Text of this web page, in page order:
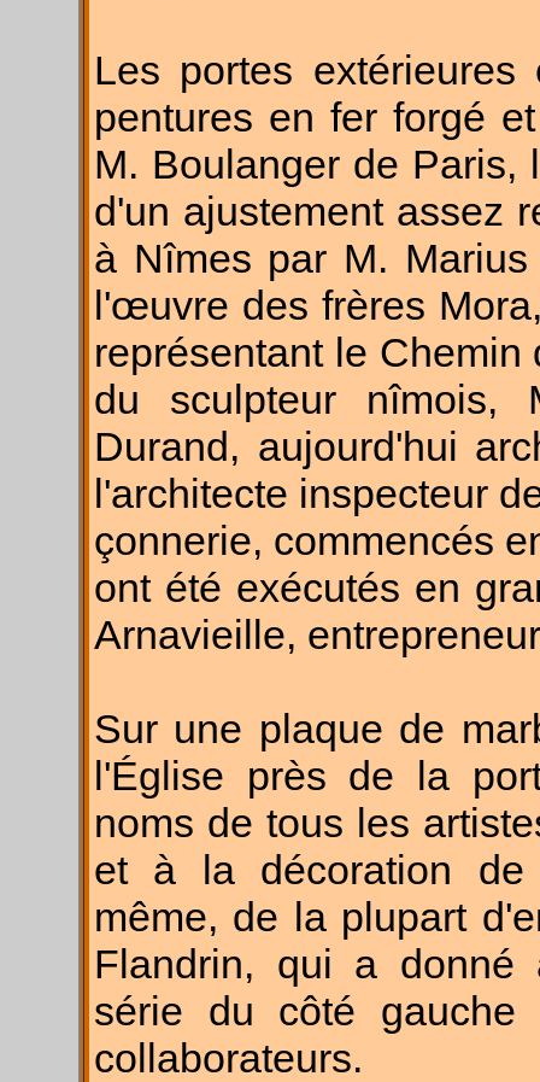
Les portes
pentures en fer forgé
M. Boulanger de Paris,
d'un ajustement assez
à Nîmes par M.
l'œuvre des frères
représentant le
du sculpteur nîmois,
Durand, aujourd'hui
l'architecte inspecteur
çonnerie, commencés
ont été exécutés en
Arnavieille,
Sur une plaque de
l'Église près de la
noms de tous les
et à la décoration de
même, de la plupart
Flandrin, qui a donné
série du côté
collaborateurs.